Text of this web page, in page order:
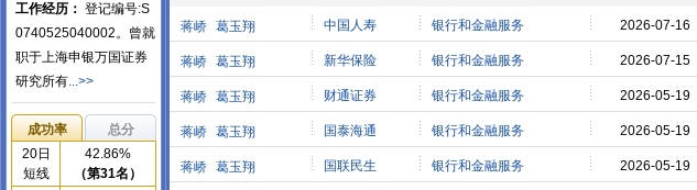
工作经历： 登记编号:S
0740525040002。曾就
职于上海申银万国证券
研究所有...>>
成功率
总分
20日
短线
42.86%
（第31名）
蒋峤 葛玉翔 中国人寿 银行和金融服务 2026-07-16
蒋峤 葛玉翔 新华保险 银行和金融服务 2026-07-15
蒋峤 葛玉翔 财通证券 银行和金融服务 2026-05-19
蒋峤 葛玉翔 国泰海通 银行和金融服务 2026-05-19
蒋峤 葛玉翔 国联民生 银行和金融服务 2026-05-19